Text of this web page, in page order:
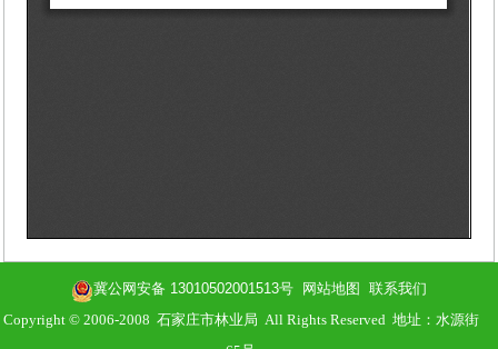
冀公网安备 13010502001513号 网站地图
联系我们
Copyright © 2006-2008 石家庄市林业局 All Rights Reserved 地址：水源街